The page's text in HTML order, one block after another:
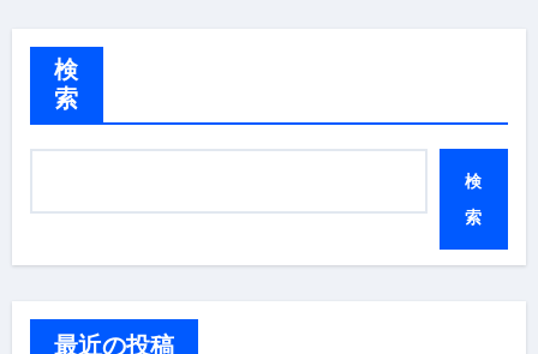
検
索
検
索
最近の投稿